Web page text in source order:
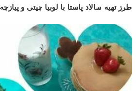
طرز تهیه سالاد پاستا با لوبیا چیتی و پیازچه